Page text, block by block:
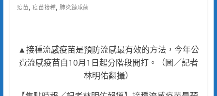
疫苗, 疫苗接種, 肺炎鏈球菌
▲接種流感疫苗是預防流感最有效的方法，今年公
費流感疫苗自10月1日起分階段開打。（圖／記者
林明佑翻攝）